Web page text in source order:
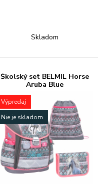
Skladom
Školský set BELMIL Horse
Aruba Blue
Výpredaj
Nie je skladom